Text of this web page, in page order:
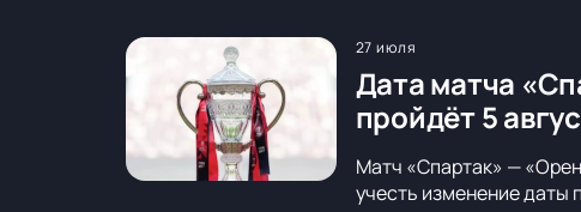
27 июля
Дата матча
пройдёт 5
Матч «Спартак» —
учесть изменение даты